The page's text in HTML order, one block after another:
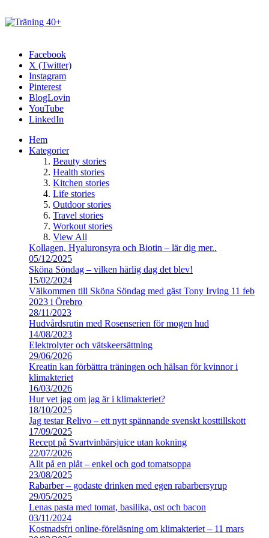
Facebook
X (Twitter)
Instagram
Pinterest
BlogLovin
YouTube
LinkedIn
Hem
Kategorier
Beauty stories
Health stories
Kitchen stories
Life stories
Outdoor stories
Travel stories
Workout stories
View All
Kollagen, Hyaluronsyra och Biotin – lär dig mer..
05/12/2025
Sköna Söndag – vilken härlig dag det blev!
15/02/2024
Välkommen till Sköna Söndag med gäst Tony Irving 11 feb
2023 i Örebro
28/11/2023
Hudvårdsrutin med Rosenserien för mogen hud
14/08/2023
Elektrolyter och vätskeersättning
29/06/2026
Kreatin kan förbättra träningen och hälsan för kvinnor i
klimakteriet
16/03/2026
Hur vet jag om jag är i klimakteriet?
18/10/2025
Jag testar Relivo – ett nytt spännande svenskt kosttillskott
17/09/2025
Recept på Svartvinbärsjuice utan kokning
22/07/2026
Allt på en plåt – enkel och god tomatsoppa
23/08/2025
Rabarber – godaste drinken med egen rabarbersyrup
29/05/2025
Lenas pasta med tomat, basilika, ost och bacon
03/11/2024
Kostnadsfri online-föreläsning om klimakteriet – 11 mars